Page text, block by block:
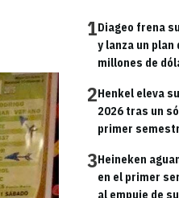
1Diageo frena
y lanza un plan
millones de
2Henkel eleva
2026 tras un
primer
3Heineken
en el primer
al empuje de